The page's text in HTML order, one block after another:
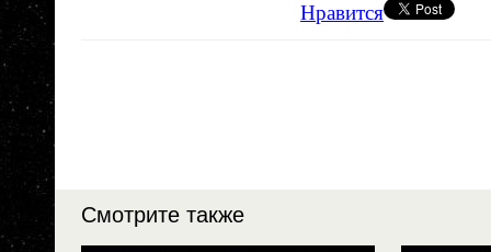
Нравится
Смотрите также